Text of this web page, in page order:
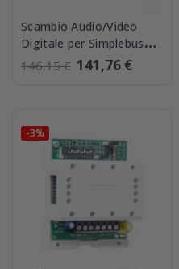
Scambio Audio/Video
Digitale per Simplebus
Comelit 1224A
146,15 € 141,76 €
-3%